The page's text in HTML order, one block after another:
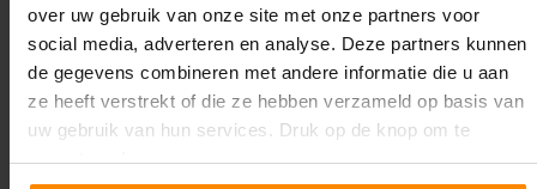
over uw gebruik van onze site met onze partners voor
social media, adverteren en analyse. Deze partners kunnen
de gegevens combineren met andere informatie die u aan
ze heeft verstrekt of die ze hebben verzameld op basis van
uw gebruik van hun services. Druk op de knop om te
accepteren!